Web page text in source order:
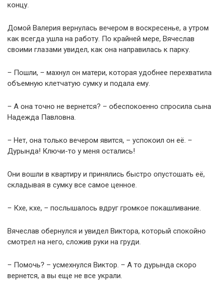
концу.
Домой Валерия вернулась вечером в воскресенье, а утром
как всегда ушла на работу. По крайней мере, Вячеслав
своими глазами увидел, как она направилась к парку.
– Пошли, – махнул он матери, которая удобнее перехватила
объемную клетчатую сумку и подала ему.
– А она точно не вернется? – обеспокоенно спросила сына
Надежда Павловна.
– Нет, она только вечером явится, – успокоил он её. –
Дурында! Ключи-то у меня остались!
Они вошли в квартиру и принялись быстро опустошать её,
складывая в сумку все самое ценное.
– Кхе, кхе, – послышалось вдруг громкое покашливание.
Вячеслав обернулся и увидел Виктора, который спокойно
смотрел на него, сложив руки на груди.
– Помочь? – усмехнулся Виктор. – А то дурында скоро
вернется, а вы еще не все украли.